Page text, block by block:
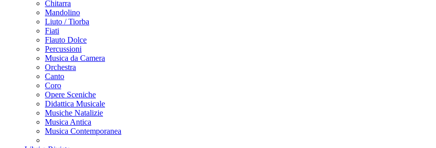
Chitarra
Mandolino
Liuto / Tiorba
Fiati
Flauto Dolce
Percussioni
Musica da Camera
Orchestra
Canto
Coro
Opere Sceniche
Didattica Musicale
Musiche Natalizie
Musica Antica
Musica Contemporanea